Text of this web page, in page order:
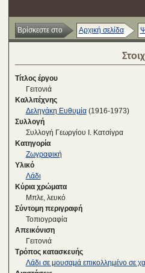
Βρίσκεστε στο Αρχική σελίδα
Τίτλος έργου
Γειτονιά
Καλλιτέχνης
Δεληγάκη Ευθυμία(1916-1973)
Συλλογή
Συλλογή Γεωργίου Ι. Κατσίγρα
Κατηγορία
Ζωγραφική
Υλικό
Λάδι
Κύρια χρώματα
Μπλε, λευκό
Σύντομη περιγραφή
Τοπιογραφία
Απεικόνιση
Γειτονιά
Τρόπος κατασκευής
Λάδι σε μουσαμά επικολλημένο σε